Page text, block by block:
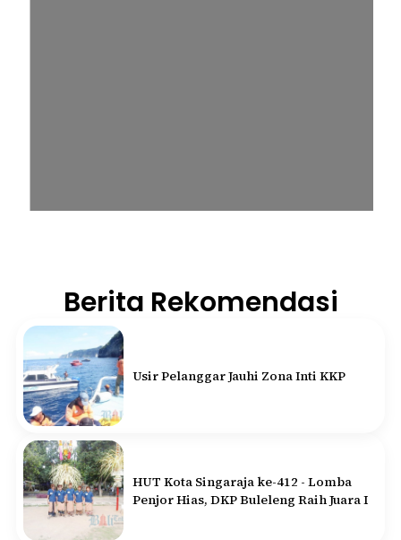
Berita Rekomendasi
Usir Pelanggar Jauhi Zona Inti KKP
HUT Kota Singaraja ke-412 - Lomba
Penjor Hias, DKP Buleleng Raih Juara I